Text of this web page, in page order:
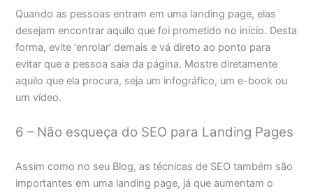
Quando as pessoas entram em uma landing page, elas
desejam encontrar aquilo que foi prometido no início. Desta
forma, evite ‘enrolar’ demais e vá direto ao ponto para
evitar que a pessoa saia da página. Mostre diretamente
aquilo que ela procura, seja um infográfico, um e-book ou
um vídeo.
6 – Não esqueça do SEO para Landing Pages
Assim como no seu Blog, as técnicas de SEO também são
importantes em uma landing page, já que aumentam o